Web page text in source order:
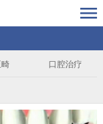
口腔治疗